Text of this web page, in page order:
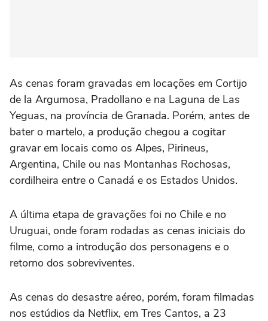
As cenas foram gravadas em locações em Cortijo
de la Argumosa, Pradollano e na Laguna de Las
Yeguas, na província de Granada. Porém, antes de
bater o martelo, a produção chegou a cogitar
gravar em locais como os Alpes, Pirineus,
Argentina, Chile ou nas Montanhas Rochosas,
cordilheira entre o Canadá e os Estados Unidos.
A última etapa de gravações foi no Chile e no
Uruguai, onde foram rodadas as cenas iniciais do
filme, como a introdução dos personagens e o
retorno dos sobreviventes.
As cenas do desastre aéreo, porém, foram filmadas
nos estúdios da Netflix, em Tres Cantos, a 23